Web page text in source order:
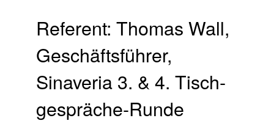
Referent: Thomas Wall,
Geschäftsführer,
Sinaveria 3. & 4. Tisch­
gespräche-Runde